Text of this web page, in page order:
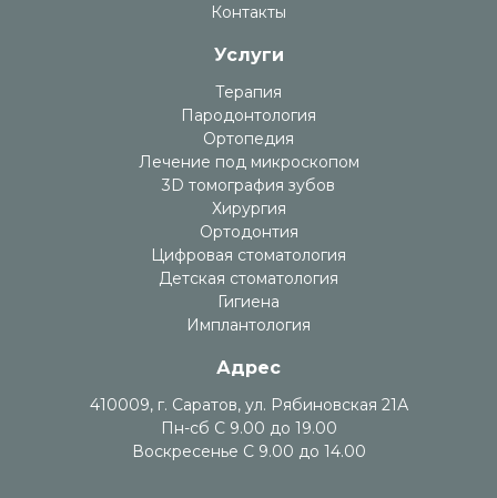
Контакты
Услуги
Терапия
Пародонтология
Ортопедия
Лечение под микроскопом
3D томография зубов
Хирургия
Ортодонтия
Цифровая стоматология
Детская стоматология
Гигиена
Имплантология
Адрес
410009, г. Саратов, ул. Рябиновская 21А
Пн-сб С 9.00 до 19.00
Воскресенье С 9.00 до 14.00